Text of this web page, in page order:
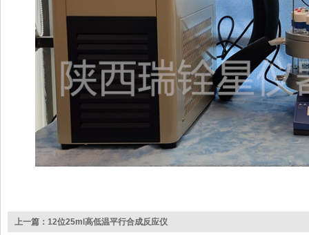
上一篇：12位25ml高低温平行合成反应仪